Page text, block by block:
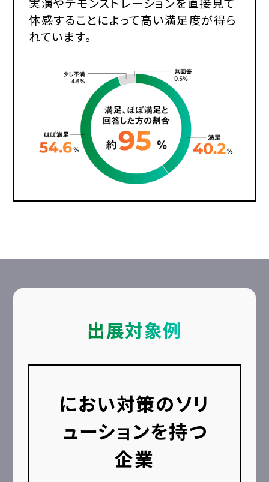
体感することによって高い満足度が得ら
れています。
出展対象例
におい対策のソリ
ューションを持つ
企業